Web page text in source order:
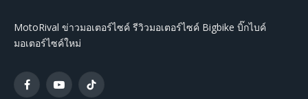
MotoRival ข่าวมอเตอร์ไซค์ รีวิวมอเตอร์ไซค์ Bigbike บิ๊กไบค์
มอเตอร์ไซค์ใหม่
FacebookYouTubeTikTok